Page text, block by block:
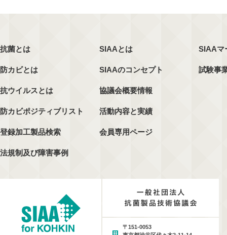
抗菌とは
防カビとは
抗ウイルスとは
防カビポジティブリスト
登録加工製品検索
法規制及び障害事例
SIAAとは
SIAAのコンセプト
協議会概要情報
活動内容と実績
会員専用ページ
SIAAマ
試験事
〒151-0053